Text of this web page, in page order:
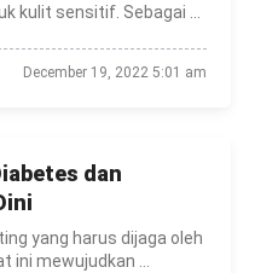
kulit sensitif. Sebagai ...
December 19, 2022 5:01 am
dan
yang harus dijaga oleh
ini mewujudkan ...